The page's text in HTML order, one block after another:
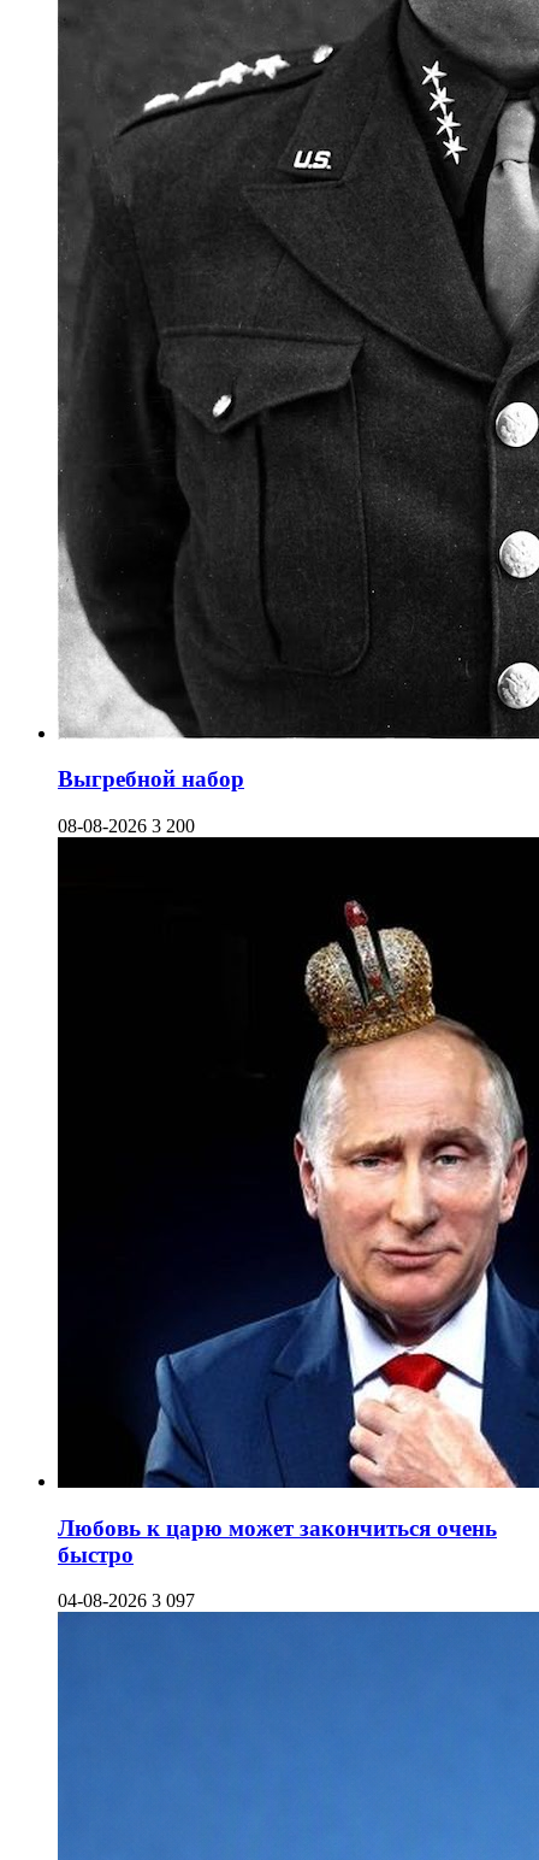
Выгребной набор
08-08-2026 3 200
Любовь к царю может закончиться очень
быстро
04-08-2026 3 097